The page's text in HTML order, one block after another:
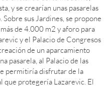
y se crearían unas pasarelas
sus Jardines, se propone
de 4.000 m2 y aforo para
y el Palacio de Congresos
de un aparcamiento
pasarela, al Palacio de las
permitiría disfrutar de la
que protegería Lazarevic. El